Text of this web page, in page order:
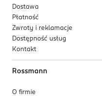
Dostawa
Płatność
Zwroty i reklamacje
Dostępność usług
Kontakt
Rossmann
O firmie